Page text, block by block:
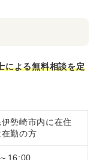
による無料相談を定
勢崎市内に在住
在勤の方
16:00